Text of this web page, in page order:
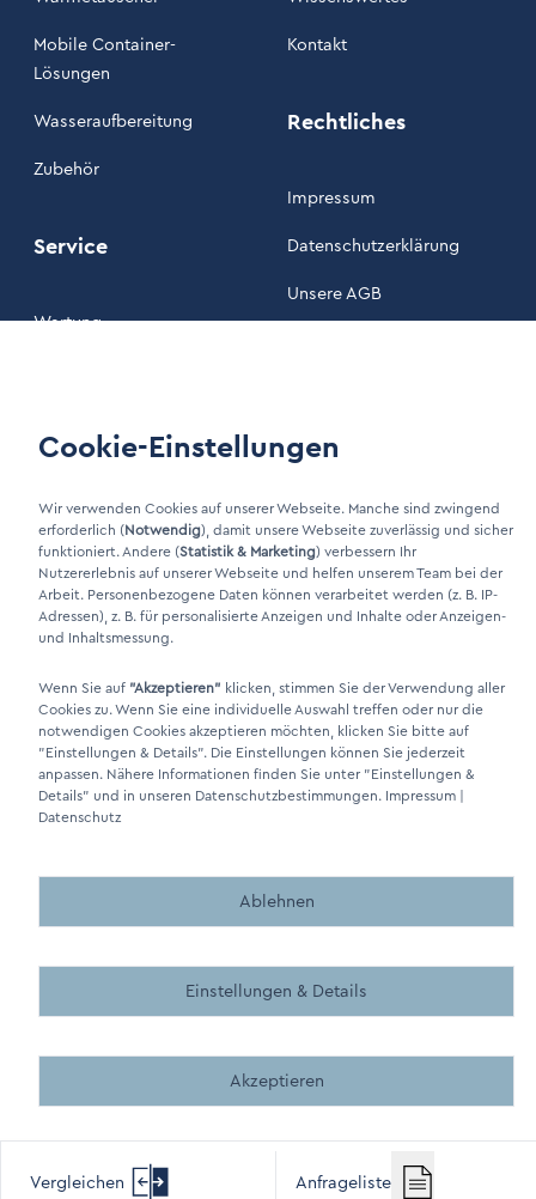
Mobile Container-
Lösungen
Wasseraufbereitung
Zubehör
Service
Wartung
Kontakt
Rechtliches
Impressum
Datenschutzerklärung
Unsere AGB
Xing Link
DINO Dampferzeuger GmbH - Elektrische Dampferzeuger "Made in
Germany" 2026
Vergleichen Anfrageliste
Cookie-Einstellungen
Wir verwenden Cookies auf unserer Webseite. Manche sind zwingend
erforderlich (Notwendig), damit unsere Webseite zuverlässig und sicher
funktioniert. Andere (Statistik & Marketing) verbessern Ihr
Nutzererlebnis auf unserer Webseite und helfen unserem Team bei der
Arbeit. Personenbezogene Daten können verarbeitet werden (z. B. IP-
Adressen), z. B. für personalisierte Anzeigen und Inhalte oder Anzeigen-
und Inhaltsmessung.
Wenn Sie auf "Akzeptieren" klicken, stimmen Sie der Verwendung aller
Cookies zu. Wenn Sie eine individuelle Auswahl treffen oder nur die
notwendigen Cookies akzeptieren möchten, klicken Sie bitte auf
"Einstellungen & Details". Die Einstellungen können Sie jederzeit
anpassen. Nähere Informationen finden Sie unter "Einstellungen &
Details" und in unseren Datenschutzbestimmungen. Impressum |
Datenschutz
Ablehnen
Einstellungen & Details
Akzeptieren